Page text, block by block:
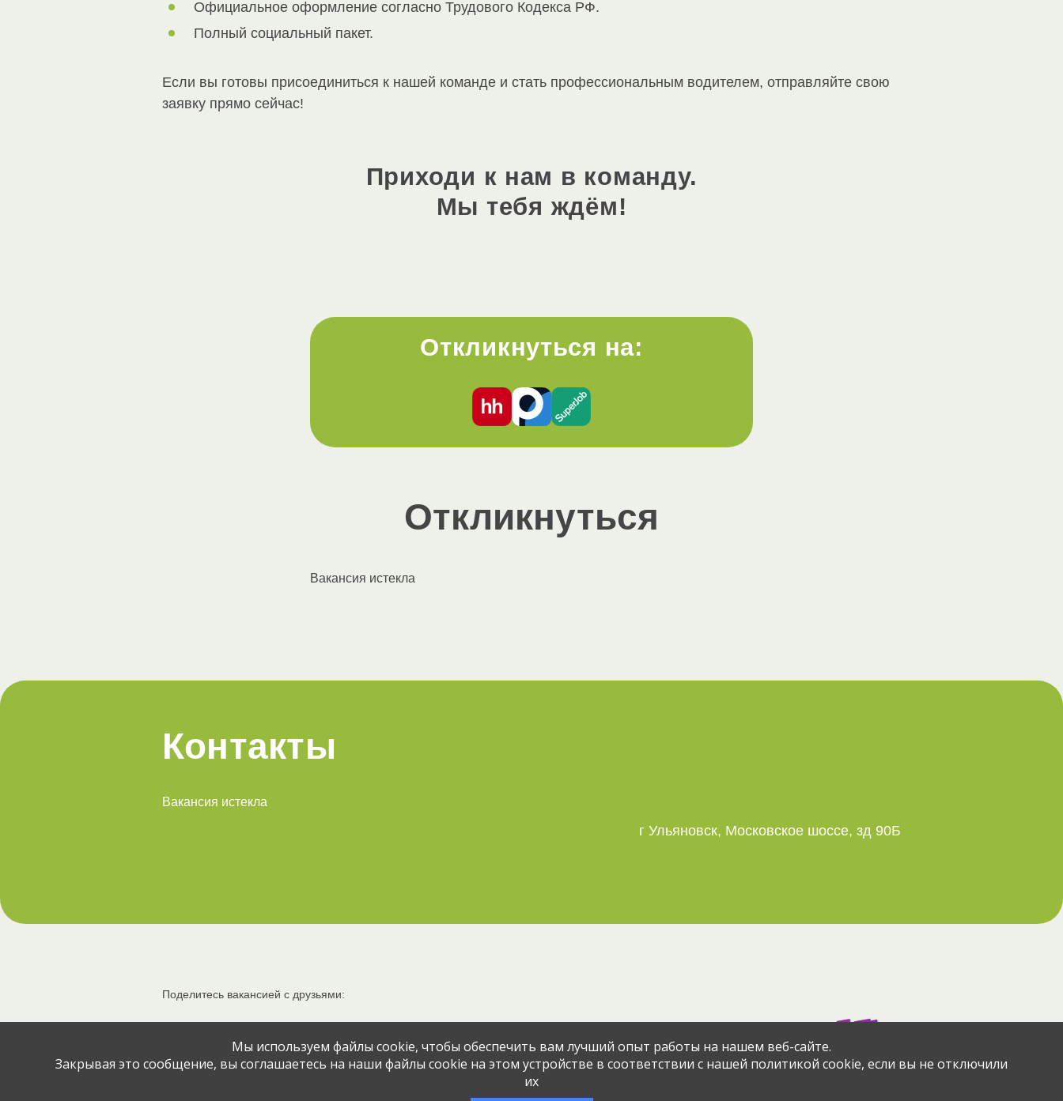
Официальное оформление согласно Трудового Кодекса РФ.
Полный социальный пакет.
Если вы готовы присоединиться к нашей команде и стать профессиональным водителем, отправляйте свою
заявку прямо сейчас!
Приходи к нам в команду.
Мы тебя ждём!
Откликнуться на:
Откликнуться
Вакансия истекла
Контакты
Вакансия истекла
г Ульяновск, Московское шоссе, зд 90Б
Поделитесь вакансией с друзьями:
© Jobcart, 2023
Мы используем файлы cookie, чтобы обеспечить вам лучший опыт работы на нашем веб-сайте.
Закрывая это сообщение, вы соглашаетесь на наши файлы cookie на этом устройстве в соответствии с нашей политикой cookie, если вы не отключили
их